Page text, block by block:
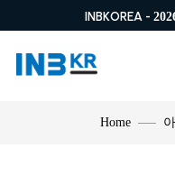
INBKOREA -
Home